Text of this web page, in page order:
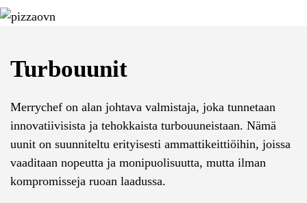
Turbouunit
Merrychef on alan johtava valmistaja, joka tunnetaan
innovatiivisista ja tehokkaista turbouuneistaan. Nämä
uunit on suunniteltu erityisesti ammattikeittiöihin, joissa
vaaditaan nopeutta ja monipuolisuutta, mutta ilman
kompromisseja ruoan laadussa.